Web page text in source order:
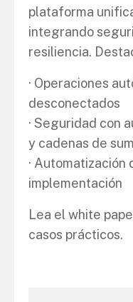
plataforma
integrando
resiliencia.
· Operaciones
desconectados
· Seguridad con
y cadenas de
·
implementación
Lea el white
casos prácticos.